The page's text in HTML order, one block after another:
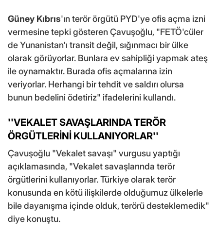
Güney Kıbrıs'ın terör örgütü PYD'ye ofis açma izni
vermesine tepki gösteren Çavuşoğlu, "FETÖ'cüler
de Yunanistan'ı transit değil, sığınmacı bir ülke
olarak görüyorlar. Bunlara ev sahipliği yapmak ateş
ile oynamaktır. Burada ofis açmalarına izin
veriyorlar. Herhangi bir tehdit ve saldırı olursa
bunun bedelini ödetiriz" ifadelerini kullandı.
''VEKALET SAVAŞLARINDA TERÖR
ÖRGÜTLERİNİ KULLANIYORLAR''
Çavuşoğlu "Vekalet savaşı" vurgusu yaptığı
açıklamasında, "Vekalet savaşlarında terör
örgütlerini kullanıyorlar. Türkiye olarak terör
konusunda en kötü ilişkilerde olduğumuz ülkelerle
bile dayanışma içinde olduk, terörü desteklemedik"
diye konuştu.